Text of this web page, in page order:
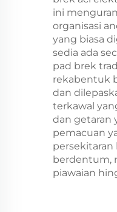
ini
organisasi
yang biasa
sedia ada
pad brek
rekabentuk
dan
terkawal
dan getaran
pemacuan
berdentum,
piawaian